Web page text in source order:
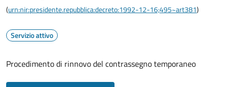
(urn:nir:presidente.repubblica:decreto:1992-12-16;495~art381)
Servizio attivo
Procedimento di rinnovo del contrassegno temporaneo